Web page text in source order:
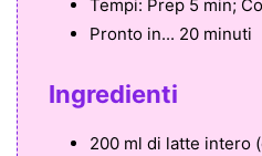
Tempi: Prep 5 min;
Pronto in... 20 minuti
Ingredienti
200 ml di latte intero